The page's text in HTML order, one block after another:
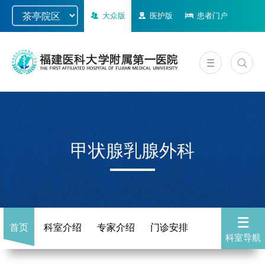
大众版 医护版 患者门户
甲状腺乳腺外科
首页 科室介绍 专家介绍 门诊安排
科室导航